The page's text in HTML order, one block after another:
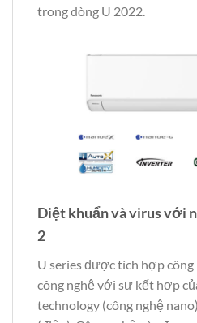
trong dòng U 2022.
Diệt khuẩn và virus với
2
U series được tích hợp công
công nghệ với sự kết hợp
technology (công nghệ